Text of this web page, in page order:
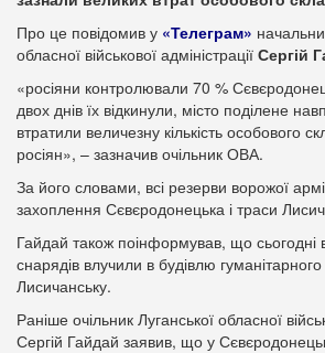
Про це повідомив у «Телеграм»
обласної військової адміністрації Сергій
«росіяни контролювали 70 %
двох днів їх відкинули, місто поділене
втратили величезну кількість особового
росіян», – зазначив очільник ОВА.
За його словами, всі резерви ворожої
захоплення Сєвєродонецька і траси
Гайдай також поінформував, що сьогодні
снарядів влучили в будівлю
Лисичанську.
Раніше очільник Луганської обласної
Сергій Гайдай заявив, що у